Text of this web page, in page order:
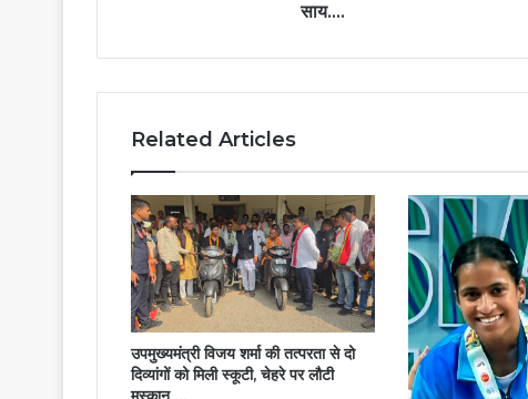
साय….
साय….
Related Articles
उपमुख्यमंत्री विजय शर्मा की तत्परता से दो
दिव्यांगों को मिली स्कूटी, चेहरे पर लौटी